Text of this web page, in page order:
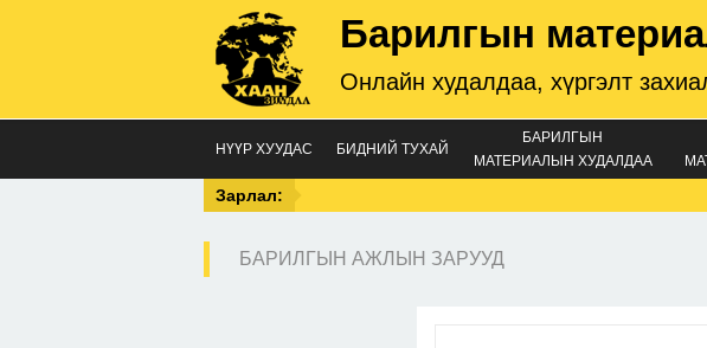
Барилгын
Онлайн худалдаа, хүргэлт
НҮҮР ХУУДАС БИДНИЙ ТУХАЙ
БАРИЛГЫН
МАТЕРИАЛЫН ХУДАЛДАА
Зарлал:
БАРИЛГЫН АЖЛЫН ЗАРУУД